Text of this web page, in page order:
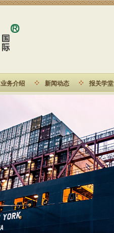
业务介绍 新闻动态 报关学堂